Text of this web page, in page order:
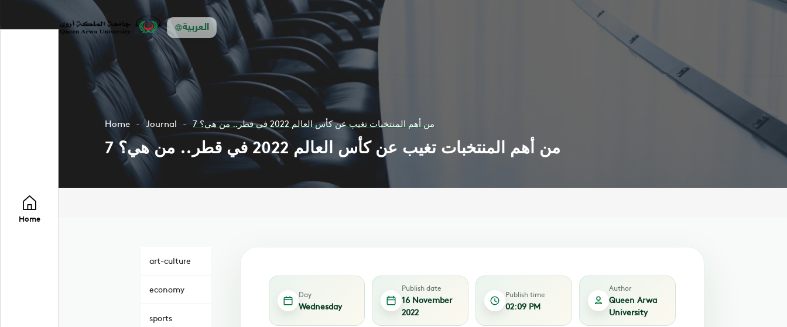
العربية
Home
Home Journal 7 من أهم المنتخبات تغيب عن كأس العالم 2022 في قطر.. من هي؟
7 من أهم المنتخبات تغيب عن كأس العالم 2022 في قطر.. من هي؟
art-culture
economy
sports
Day
Wednesday
Publish date
16 November
2022
Publish time
02:09 PM
Author
Queen Arwa
University